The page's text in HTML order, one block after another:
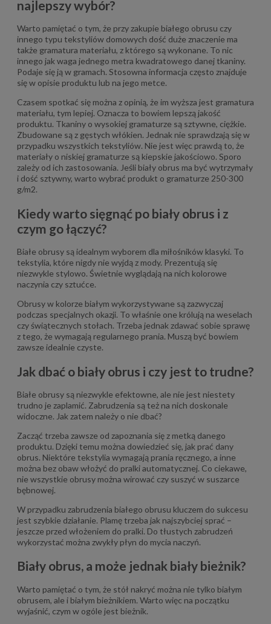
najlepszy wybór?
Warto pamiętać o tym, że przy zakupie białego obrusu czy
innego typu tekstyliów domowych dość duże znaczenie ma
także gramatura materiału, z którego są wykonane. To nic
innego jak waga jednego metra kwadratowego danej tkaniny.
Podaje się ją w gramach. Stosowna informacja często znajduje
się w opisie produktu lub na jego metce.
Czasem spotkać się można z opinią, że im wyższa jest gramatura
materiału, tym lepiej. Oznacza to bowiem lepszą jakość
produktu. Tkaniny o wysokiej gramaturze są sztywne, ciężkie.
Zbudowane są z gęstych włókien. Jednak nie sprawdzają się w
przypadku wszystkich tekstyliów. Nie jest więc prawdą to, że
materiały o niskiej gramaturze są kiepskie jakościowo. Sporo
zależy od ich zastosowania. Jeśli biały obrus ma być wytrzymały
i dość sztywny, warto wybrać produkt o gramaturze 250-300
g/m2.
Kiedy warto sięgnąć po biały obrus i z
czym go łączyć?
Białe obrusy są idealnym wyborem dla miłośników klasyki. To
tekstylia, które nigdy nie wyjdą z mody. Prezentują się
niezwykle stylowo. Świetnie wyglądają na nich kolorowe
naczynia czy sztućce.
Obrusy w kolorze białym wykorzystywane są zazwyczaj
podczas specjalnych okazji. To właśnie one królują na weselach
czy świątecznych stołach. Trzeba jednak zdawać sobie sprawę
z tego, że wymagają regularnego prania. Muszą być bowiem
zawsze idealnie czyste.
Jak dbać o biały obrus i czy jest to trudne?
Białe obrusy są niezwykle efektowne, ale nie jest niestety
trudno je zaplamić. Zabrudzenia są też na nich doskonale
widoczne. Jak zatem należy o nie dbać?
Zacząć trzeba zawsze od zapoznania się z metką danego
produktu. Dzięki temu można dowiedzieć się, jak prać dany
obrus. Niektóre tekstylia wymagają prania ręcznego, a inne
można bez obaw włożyć do pralki automatycznej. Co ciekawe,
nie wszystkie obrusy można wirować czy suszyć w suszarce
bębnowej.
W przypadku zabrudzenia białego obrusu kluczem do sukcesu
jest szybkie działanie. Plamę trzeba jak najszybciej sprać –
jeszcze przed włożeniem do pralki. Do tłustych zabrudzeń
wykorzystać można zwykły płyn do mycia naczyń.
Biały obrus, a może jednak biały bieżnik?
Warto pamiętać o tym, że stół nakryć można nie tylko białym
obrusem, ale i białym bieżnikiem. Warto więc na początku
wyjaśnić, czym w ogóle jest bieżnik.